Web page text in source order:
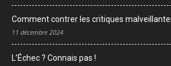
Comment contrer les critiques
11 décembre 2024
L’Échec ? Connais pas !